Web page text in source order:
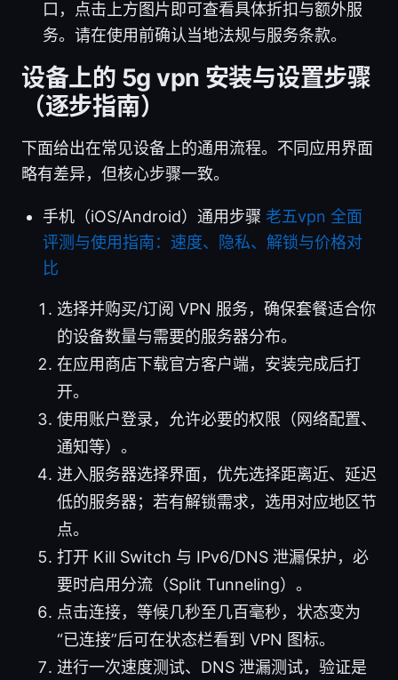
口，点击上方图片即可查看具体折扣与额外服
务。请在使用前确认当地法规与服务条款。
设备上的 5g vpn 安装与设置步骤
（逐步指南）
下面给出在常见设备上的通用流程。不同应用界面
略有差异，但核心步骤一致。
手机（iOS/Android）通用步骤 老五vpn 全面
评测与使用指南：速度、隐私、解锁与价格对
比
选择并购买/订阅 VPN 服务，确保套餐适合你
的设备数量与需要的服务器分布。
在应用商店下载官方客户端，安装完成后打
开。
使用账户登录，允许必要的权限（网络配置、
通知等）。
进入服务器选择界面，优先选择距离近、延迟
低的服务器；若有解锁需求，选用对应地区节
点。
打开 Kill Switch 与 IPv6/DNS 泄漏保护，必
要时启用分流（Split Tunneling）。
点击连接，等候几秒至几百毫秒，状态变为
“已连接”后可在状态栏看到 VPN 图标。
进行一次速度测试、DNS 泄漏测试，验证是